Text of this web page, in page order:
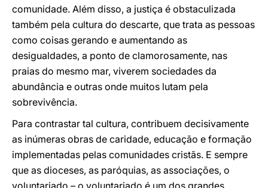
comunidade. Além disso, a justiça é obstaculizada
também pela cultura do descarte, que trata as pessoas
como coisas gerando e aumentando as
desigualdades, a ponto de clamorosamente, nas
praias do mesmo mar, viverem sociedades da
abundância e outras onde muitos lutam pela
sobrevivência.
Para contrastar tal cultura, contribuem decisivamente
as inúmeras obras de caridade, educação e formação
implementadas pelas comunidades cristãs. E sempre
que as dioceses, as paróquias, as associações, o
voluntariado – o voluntariado é um dos grandes